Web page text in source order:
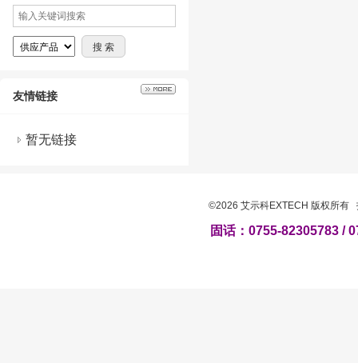
友情链接
暂无链接
©2026 艾示科EXTECH 版权所有
固话：0755-82305783 /